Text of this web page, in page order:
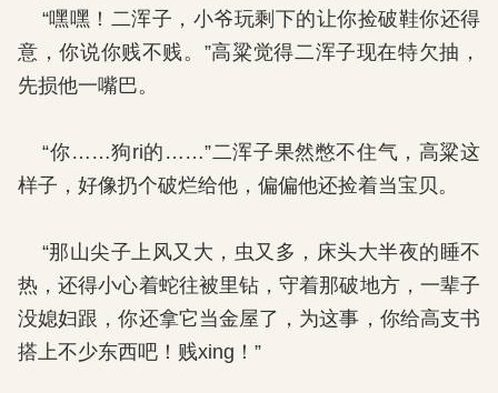
“嘿嘿！二浑子，小爷玩剩下的让你捡破鞋你还得
意，你说你贱不贱。”高粱觉得二浑子现在特欠抽，
先损他一嘴巴。
“你……狗ri的……”二浑子果然憋不住气，高粱这
样子，好像扔个破烂给他，偏偏他还捡着当宝贝。
“那山尖子上风又大，虫又多，床头大半夜的睡不
热，还得小心着蛇往被里钻，守着那破地方，一辈子
没媳妇跟，你还拿它当金屋了，为这事，你给高支书
搭上不少东西吧！贱xing！”